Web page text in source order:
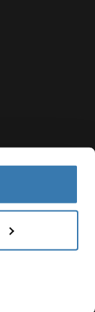
Current market/
Nicaragua